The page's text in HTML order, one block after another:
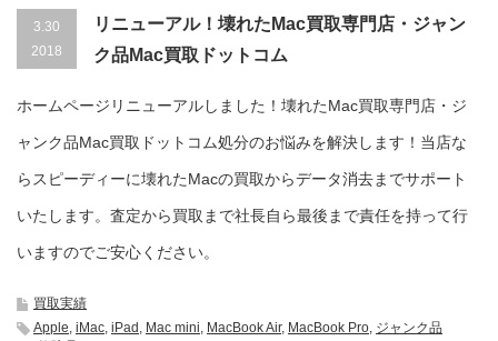
3.30
2018
リニューアル！壊れたMac買取専門店・ジャン
ク品Mac買取ドットコム
ホームページリニューアルしました！壊れたMac買取専門店・ジ
ャンク品Mac買取ドットコム処分のお悩みを解決します！当店な
らスピーディーに壊れたMacの買取からデータ消去までサポート
いたします。査定から買取まで社長自ら最後まで責任を持って行
いますのでご安心ください。
買取実績
Apple, iMac, iPad , Mac mini, MacBook Air, MacBook Pro, ジャンク品